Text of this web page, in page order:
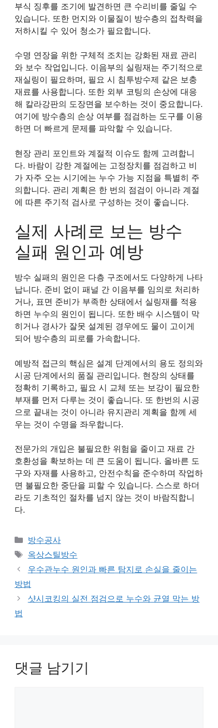
부식 징후를 조기에 발견하면 큰 수리비를 줄일 수
있습니다. 또한 먼지와 이물질이 방수층의 접착력을
저하시킬 수 있어 청소가 필요합니다.
수명 연장을 위한 구체적 조치는 강화된 재료 관리
와 보수 작업입니다. 이음부의 실링재는 주기적으로
재실링이 필요하며, 필요 시 침투방수제 같은 보충
재료를 사용합니다. 또한 외부 코팅의 손상에 대응
해 칼라강판의 도장면을 보수하는 것이 중요합니다.
여기에 방수층의 손상 여부를 점검하는 도구를 이용
하면 더 빠르게 문제를 파악할 수 있습니다.
현장 관리 포인트와 계절적 이슈도 함께 고려합니
다. 바람이 강한 계절에는 고정장치를 점검하고 비
가 자주 오는 시기에는 누수 가능 지점을 특별히 주
의합니다. 관리 계획은 한 번의 점검이 아니라 계절
에 따른 주기적 검사로 구성하는 것이 좋습니다.
실제 사례로 보는 방수
실패 원인과 예방
방수 실패의 원인은 다층 구조에서도 다양하게 나타
납니다. 준비 없이 패널 간 이음부를 임의로 처리하
거나, 표면 준비가 부족한 상태에서 실링재를 적용
하면 누수의 원인이 됩니다. 또한 배수 시스템이 막
히거나 경사가 잘못 설계된 경우에도 물이 고이게
되어 방수층의 피로를 가속합니다.
예방적 접근의 핵심은 설계 단계에서의 용도 정의와
시공 단계에서의 품질 관리입니다. 현장의 상태를
정확히 기록하고, 필요 시 교체 또는 보강이 필요한
부재를 먼저 다루는 것이 좋습니다. 또 한번의 시공
으로 끝내는 것이 아니라 유지관리 계획을 함께 세
우는 것이 수명을 좌우합니다.
전문가의 개입은 불필요한 위험을 줄이고 재료 간
호환성을 확보하는 데 큰 도움이 됩니다. 올바른 도
구와 자재를 사용하고, 안전수칙을 준수하며 작업하
면 불필요한 중단을 피할 수 있습니다. 스스로 하더
라도 기초적인 절차를 넘지 않는 것이 바람직합니
다.
카
테
리
방수공사
태
그
옥상스틸방수
우수관누수 원인과 빠른 탐지로 손실을 줄이는
방법
샷시코킹의 실전 점검으로 누수와 균열 막는 방
법
댓글 남기기